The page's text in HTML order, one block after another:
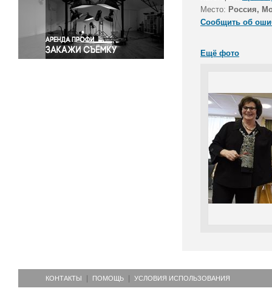
Экология
Экономика и бизнес
Место: Россия,
Сообщить об
Ещё фото
КОНТАКТЫ ПОМОЩЬ УСЛОВИЯ ИСПОЛЬЗОВАНИЯ